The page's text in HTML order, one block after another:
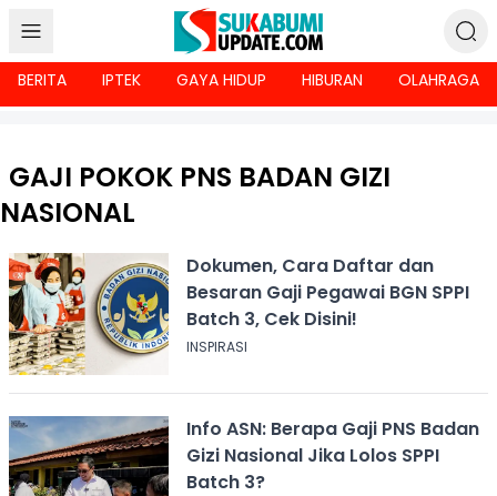
BERITA IPTEK GAYA HIDUP HIBURAN OLAHRAGA
GAJI POKOK PNS BADAN GIZI
NASIONAL
Dokumen, Cara Daftar dan
Besaran Gaji Pegawai BGN SPPI
Batch 3, Cek Disini!
INSPIRASI
Info ASN: Berapa Gaji PNS Badan
Gizi Nasional Jika Lolos SPPI
Batch 3?